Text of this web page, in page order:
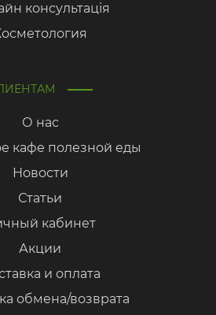
консультація
О нас
кафе полезной еды
Новости
Статьи
кабинет
Акции
и оплата
обмена/возврата